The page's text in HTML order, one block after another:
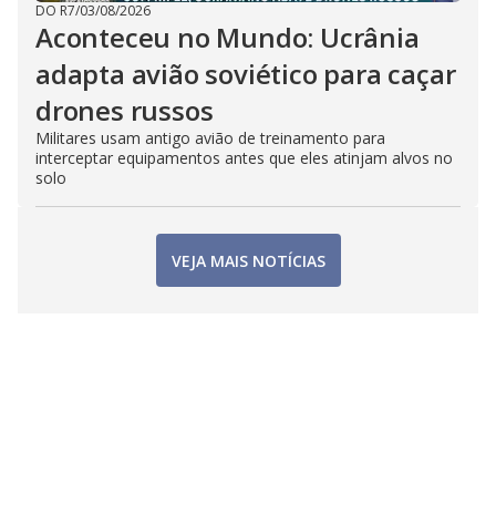
DO R7/03/08/2026
Aconteceu no Mundo: Ucrânia
adapta avião soviético para caçar
drones russos
Militares usam antigo avião de treinamento para
interceptar equipamentos antes que eles atinjam alvos no
solo
VEJA MAIS NOTÍCIAS